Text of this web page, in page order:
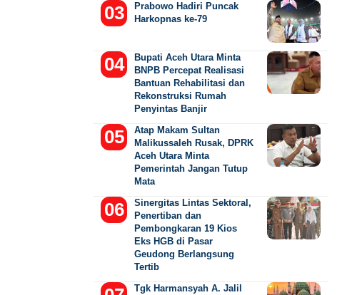
Prabowo Hadiri Puncak
Harkopnas ke-79
Bupati Aceh Utara Minta
BNPB Percepat Realisasi
Bantuan Rehabilitasi dan
Rekonstruksi Rumah
Penyintas Banjir
Atap Makam Sultan
Malikussaleh Rusak, DPRK
Aceh Utara Minta
Pemerintah Jangan Tutup
Mata
Sinergitas Lintas Sektoral,
Penertiban dan
Pembongkaran 19 Kios
Eks HGB di Pasar
Geudong Berlangsung
Tertib
Tgk Harmansyah A. Jalil